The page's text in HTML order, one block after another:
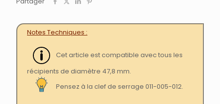
Notes Techniques
Cet article est compatible avec tous les
récipients de diamètre 47,8 mm.
Pensez à la clef de serrage 011-005-012.